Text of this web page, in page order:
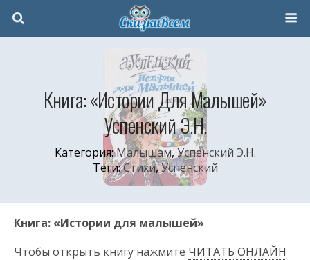
Книга: «Истории Для Малышей»
Успенский Э.Н.
Категория:Малышам, Успенский Э.Н.
Теги:Стихи,Успенский
Книга: «Истории для малышей»
Чтобы открыть книгу нажмите ЧИТАТЬ ОНЛАЙН